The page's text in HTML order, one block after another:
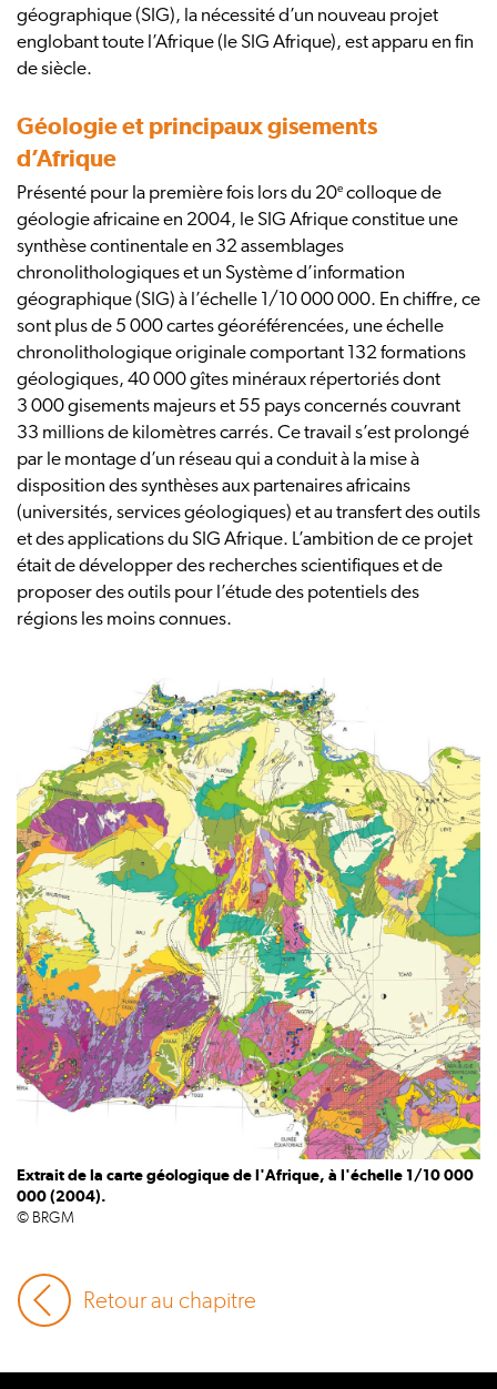
géographique (SIG), la nécessité d’un nouveau projet
englobant toute l’Afrique (le SIG Afrique), est apparu en fin
de siècle.
Géologie et principaux gisements
d’Afrique
Présenté pour la première fois lors du 20e colloque de
géologie africaine en 2004, le SIG Afrique constitue une
synthèse continentale en 32 assemblages
chronolithologiques et un Système d’information
géographique (SIG) à l’échelle 1/10 000 000. En chiffre, ce
sont plus de 5 000 cartes géoréférencées, une échelle
chronolithologique originale comportant 132 formations
géologiques, 40 000 gîtes minéraux répertoriés dont
3 000 gisements majeurs et 55 pays concernés couvrant
33 millions de kilomètres carrés. Ce travail s’est prolongé
par le montage d’un réseau qui a conduit à la mise à
disposition des synthèses aux partenaires africains
(universités, services géologiques) et au transfert des outils
et des applications du SIG Afrique. L’ambition de ce projet
était de développer des recherches scientifiques et de
proposer des outils pour l’étude des potentiels des
régions les moins connues.
Extrait de la carte géologique de l'Afrique, à l'échelle 1/10 000
000 (2004).
© BRGM
Retour au chapitre